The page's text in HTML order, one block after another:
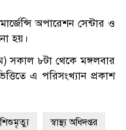
অপারেশন সেন্টার ও
হয়।
সকাল ৮টা থেকে মঙ্গলবার
এ পরিসংখ্যান প্রকাশ
স্বাস্থ্য অধিদপ্তর